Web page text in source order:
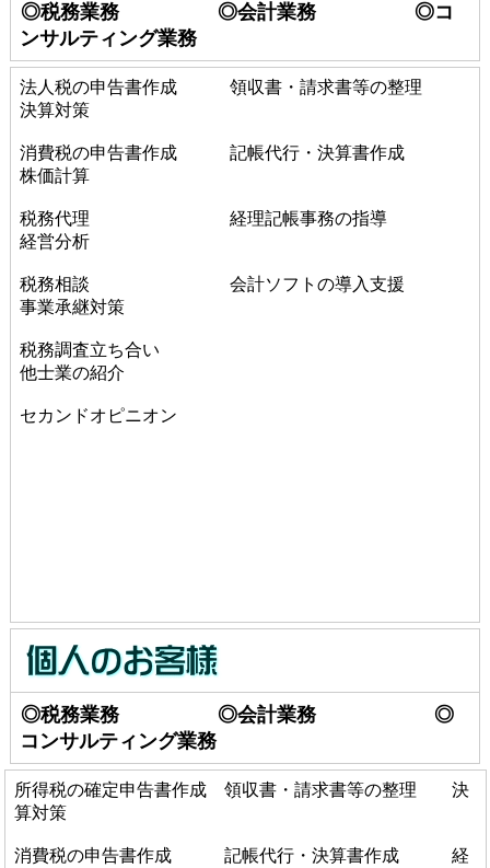
◎税務業務 ◎会計業務 ◎コ
ンサルティング業務
法人税の申告書作成 領収書・請求書等の整理
決算対策
消費税の申告書作成 記帳代行・決算書作成
株価計算
税務代理 経理記帳事務の指導
経営分析
税務相談 会計ソフトの導入支援
事業承継対策
税務調査立ち合い
他士業の紹介
セカンドオピニオン
◎税務業務 ◎会計業務 ◎
コンサルティング業務
所得税の確定申告書作成 領収書・請求書等の整理 決
算対策
消費税の申告書作成 記帳代行・決算書作成 経